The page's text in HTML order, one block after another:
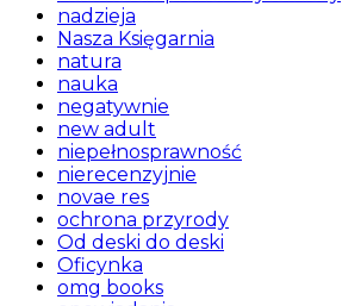
nadzieja
Nasza Księgarnia
natura
nauka
negatywnie
new adult
niepełnosprawność
nierecenzyjnie
novae res
ochrona przyrody
Od deski do deski
Oficynka
omg books